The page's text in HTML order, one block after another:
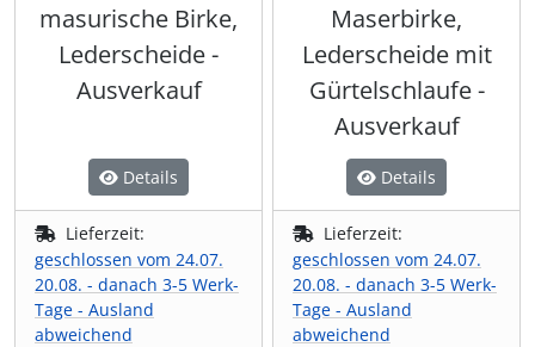
masurische Birke,
Lederscheide -
Ausverkauf
Details
Lieferzeit:
geschlossen vom 24.07.
20.08. - danach 3-5 Werk-
Tage - Ausland
abweichend
Maserbirke,
Lederscheide mit
Gürtelschlaufe -
Ausverkauf
Details
Lieferzeit:
geschlossen vom 24.07.
20.08. - danach 3-5 Werk-
Tage - Ausland
abweichend